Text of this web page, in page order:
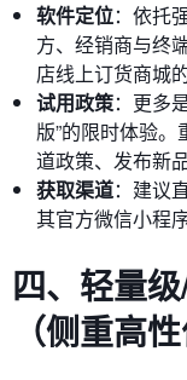
软件定位：依托
方、经销商与终
店线上订货商城
试用政策：更多
版”的限时体验
道政策、发布新
获取渠道：建议
其官方微信小程
四、轻量
（侧重高